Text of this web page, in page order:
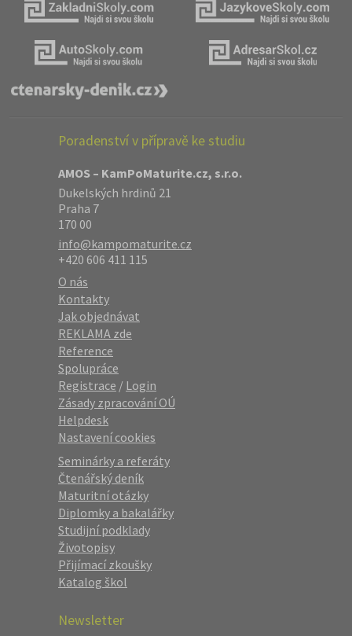
Poradenství v přípravě ke studiu
AMOS – KamPoMaturite.cz, s.r.o.
Dukelských hrdinů 21
Praha 7
170 00
info@kampomaturite.cz
+420 606 411 115
O nás
Kontakty
Jak objednávat
REKLAMA zde
Reference
Spolupráce
Registrace / Login
Zásady zpracování OÚ
Helpdesk
Nastavení cookies
Seminárky a referáty
Čtenářský deník
Maturitní otázky
Diplomky a bakalářky
Studijní podklady
Životopisy
Přijímací zkoušky
Katalog škol
Newsletter